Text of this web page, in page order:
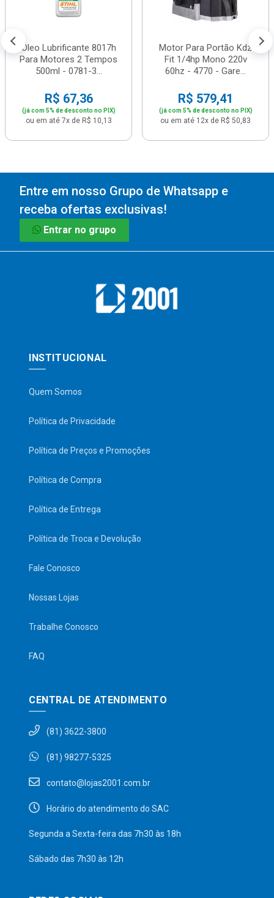
Óleo Lubrificante 8017h
Para Motores 2 Tempos
500ml - 0781-3...
R$ 67,36
(já com 5% de desconto no PIX)
ou em até 7x de R$ 10,13
Motor Para Portão Kdz
Fit 1/4hp Mono 220v
60hz - 4770 - Gare...
R$ 579,41
(já com 5% de desconto no PIX)
ou em até 12x de R$ 50,83
Entre em nosso Grupo de Whatsapp e
receba ofertas exclusivas!
Entrar no grupo
INSTITUCIONAL
Quem Somos
Política de Privacidade
Política de Preços e Promoções
Política de Compra
Política de Entrega
Política de Troca e Devolução
Fale Conosco
Nossas Lojas
Trabalhe Conosco
FAQ
CENTRAL DE ATENDIMENTO
(81) 3622-3800
(81) 98277-5325
contato@lojas2001.com.br
Horário do atendimento do SAC
Segunda a Sexta-feira das 7h30 às 18h
Sábado das 7h30 às 12h